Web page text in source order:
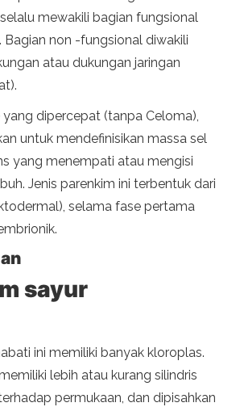
mewakili bagian fungsional
Bagian non -fungsional diwakili
atau dukungan jaringan
dipercepat (tanpa Celoma),
untuk mendefinisikan massa sel
yang menempati atau mengisi
Jenis parenkim ini terbentuk dari
selama fase pertama
sayur
ini memiliki banyak kloroplas.
lebih atau kurang silindris
permukaan, dan dipisahkan